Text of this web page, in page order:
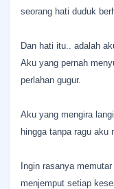
seorang hati duduk
Dan hati itu.. adalah
Aku yang pernah
perlahan gugur.
Aku yang mengira
hingga tanpa ragu
Ingin rasanya
menjemput setiap